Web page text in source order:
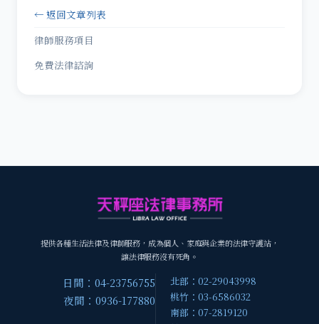
← 返回文章列表
律師服務項目
免費法律諮詢
提供各種生活法律及律師服務，成為個人、家庭與企業的法律守護站，
讓法律服務沒有死角。
日間：04-23756755
夜間：0936-177880
北部：02-29043998
桃竹：03-6586032
南部：07-2819120